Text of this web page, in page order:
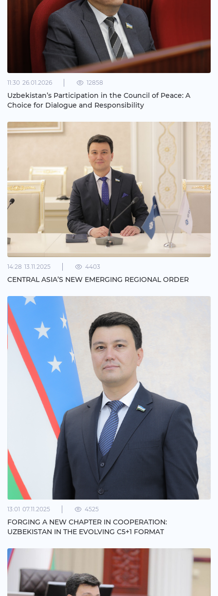
11:30 26.01.2026 12858
Uzbekistan’s Participation in the Council of Peace: A
Choice for Dialogue and Responsibility
14:28 13.11.2025 4403
CENTRAL ASIA’S NEW EMERGING REGIONAL ORDER
13:01 07.11.2025 4525
FORGING A NEW CHAPTER IN COOPERATION:
UZBEKISTAN IN THE EVOLVING C5+1 FORMAT